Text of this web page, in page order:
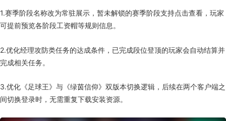
1.赛季阶段名称改为常驻展示，暂未解锁的赛季阶段支持点击查看，玩家
可提前预览各阶段工资帽等规则信息。
2.优化经理攻防类任务的达成条件，已完成段位登顶的玩家会自动结算并
完成相关任务。
3.优化《足球王》与《绿茵信仰》双版本切换逻辑，后续在两个客户端之
间切换登录时，无需重复下载安装资源。